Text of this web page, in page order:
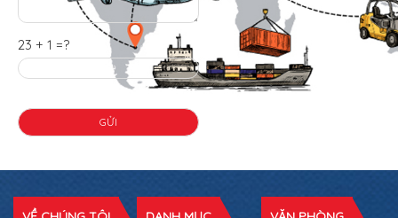
23 + 1 =?